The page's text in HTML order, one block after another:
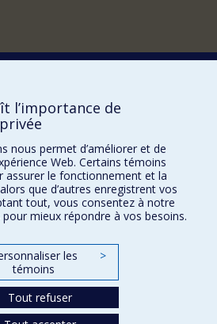
SCIENCES
l’importance de
nous permet d’améliorer et de
Web. Certains témoins
assurer le fonctionnement et la
que d’autres enregistrent vos
tout, vous consentez à notre
mieux répondre à vos besoins.
les
témoins
>
Tout refuser